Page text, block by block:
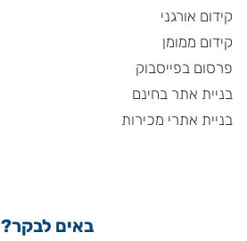
קידום אורגני
קידום ממומן
פרסום בפייסבוק
בניית אתר בחינם
בניית אתרי מכירות
באים לבקר?